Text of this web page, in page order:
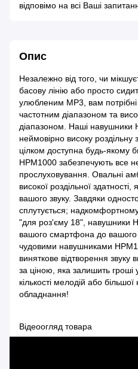
відповімо на всі Ваші
Опис
Незалежно від того, чи
басову лінію або просто
улюбленим MP3, вам
частотним діапазоном та
діапазоном. Наші навушники
неймовірно високу роздільну
цілком доступна будь-якому
HPM1000 забезпечують все
прослуховування. Овальні
високої роздільної
вашого звуку. Завдяки
сплутується;
"для роз'єму 18", навушники
вашого смартфона до вашого
чудовими навушниками
виняткове відтворення звуку
за ціною, яка залишить гроші
кількості мелодій або більшої
обладнання!
Відеоогляд товара